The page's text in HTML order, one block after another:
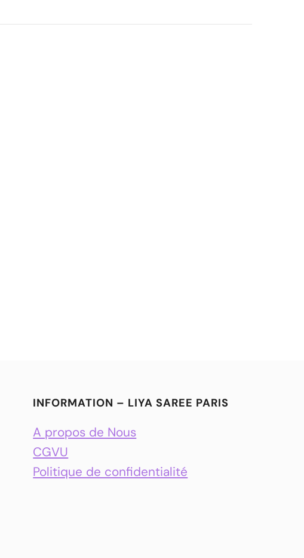
INFORMATION – LIYA SAREE PARIS
A propos de Nous
CGVU
Politique de confidentialité